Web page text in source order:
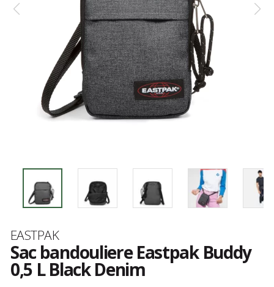
Marque
EASTPAK
Sac bandouliere Eastpak Buddy
0,5 L Black Denim